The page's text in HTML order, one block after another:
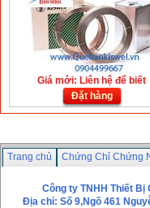
Giá mới: Liên hệ để biết
Đặt hàng
Trang chủ Chứng Chỉ Chứng
Công ty TNHH Thiết
Địa chỉ: Số 9,Ngõ 461